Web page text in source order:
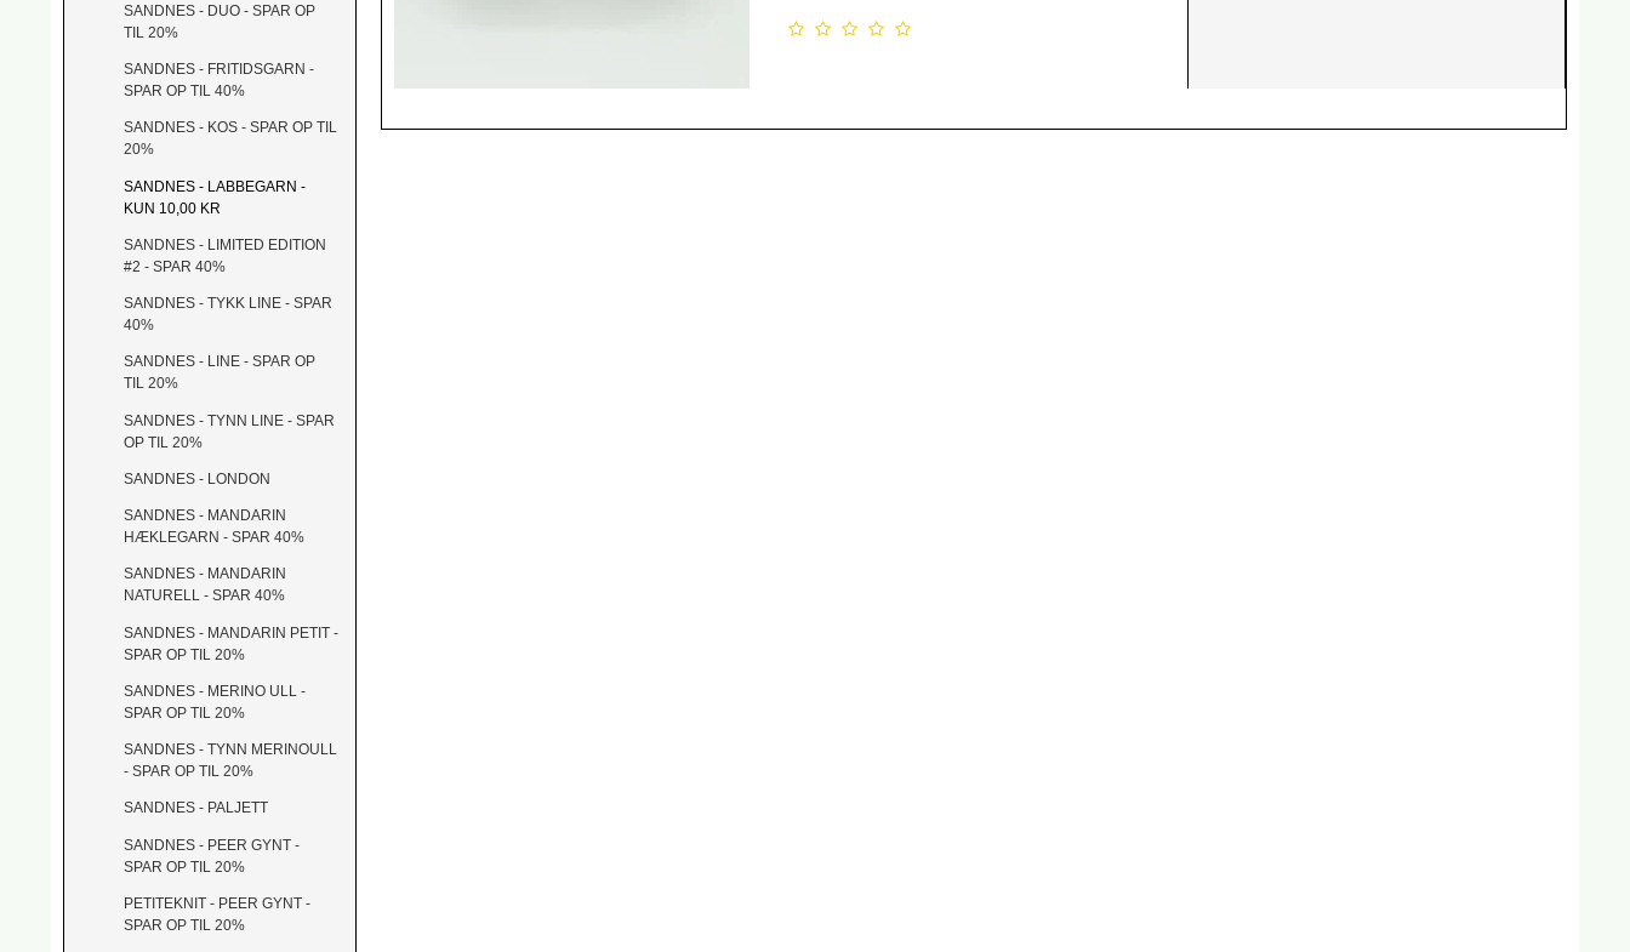
SANDNES - DUO - SPAR OP
TIL 20%
SANDNES - FRITIDSGARN -
SPAR OP TIL 40%
SANDNES - KOS - SPAR OP TIL
20%
SANDNES - LABBEGARN -
KUN 10,00 KR
SANDNES - LIMITED EDITION
#2 - SPAR 40%
SANDNES - TYKK LINE - SPAR
40%
SANDNES - LINE - SPAR OP
TIL 20%
SANDNES - TYNN LINE - SPAR
OP TIL 20%
SANDNES - LONDON
SANDNES - MANDARIN
HÆKLEGARN - SPAR 40%
SANDNES - MANDARIN
NATURELL - SPAR 40%
SANDNES - MANDARIN PETIT -
SPAR OP TIL 20%
SANDNES - MERINO ULL -
SPAR OP TIL 20%
SANDNES - TYNN MERINOULL
- SPAR OP TIL 20%
SANDNES - PALJETT
SANDNES - PEER GYNT -
SPAR OP TIL 20%
PETITEKNIT - PEER GYNT -
SPAR OP TIL 20%